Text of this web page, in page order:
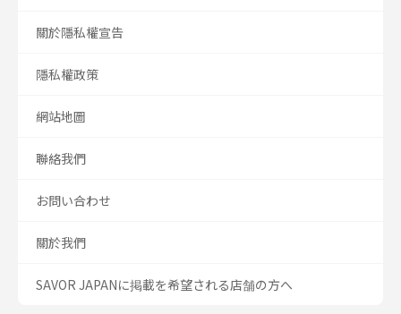
關於隱私權宣告
隱私權政策
網站地圖
聯絡我們
お問い合わせ
關於我們
SAVOR JAPANに掲載を希望される店舗の方へ